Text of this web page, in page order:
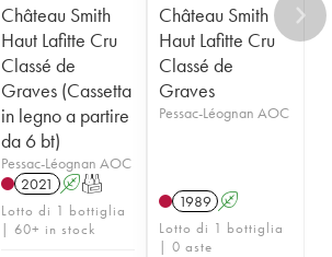
Château Smith
Haut Lafitte Cru
Classé de
Graves (Cassetta
in legno a partire
da 6 bt)
Pessac-Léognan AOC
2021
AT
Lotto di 1 bottiglia
| 60+ in stock
Château Smith
Haut Lafitte Cru
Classé de
Graves
Pessac-Léognan AOC
1989 A
Lotto di 1 bottiglia
| 0 aste